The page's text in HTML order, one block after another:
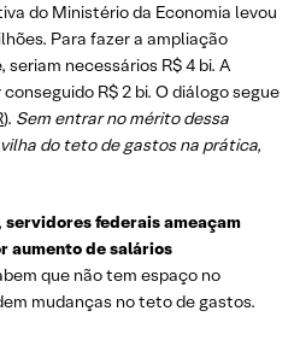
do Ministério da Economia levou
Para fazer a ampliação
necessários R$ 4 bi. A
R$ 2 bi. O diálogo segue
). Sem entrar no mérito dessa
do teto de gastos na prática,
servidores federais ameaçam
aumento de salários
que não tem espaço no
mudanças no teto de gastos.